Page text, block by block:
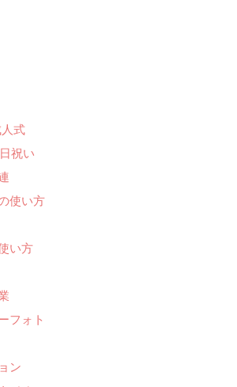
式
祝い
使い方
い方
フォト
ン